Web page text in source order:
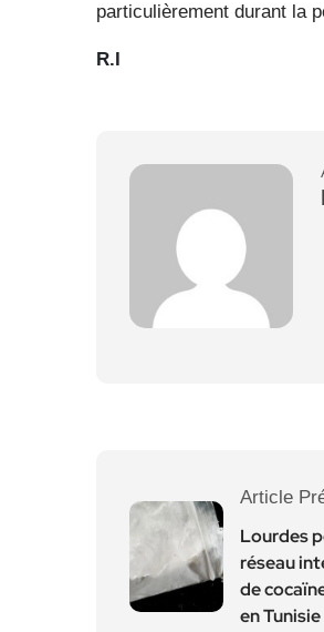
particulièrement durant la
R.I
Article
Lourdes
réseau
de
en Tunisie